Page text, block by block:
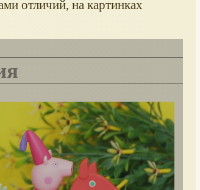
отличий, на картинках